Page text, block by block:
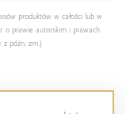
produktów w całości lub w
o prawie autorskim i prawach
z późn. zm.)